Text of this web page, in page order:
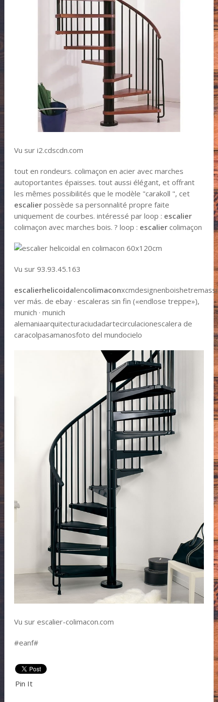
Vu sur i2.cdscdn.com
tout en rondeurs. colimaçon en acier avec marches
autoportantes épaisses. tout aussi élégant, et offrant
les mêmes possibilités que le modèle "carakoll ", cet
escalierpossède sa personnalité propre faite
uniquement de courbes. intéressé par loop : escalier
colimaçon avec marches bois. ? loop : escaliercolimaçon
Vu sur 93.93.45.163
escalierhelicoidalencolimacon
ver más. de ebay · escaleras sin fin («endlose treppe»),
munich · munich
alemaniaarquitecturaciudadartecirculacionescalera de
caracolpasamanosfoto del mundocielo
Vu sur escalier-colimacon.com
#eanf#
Pin It